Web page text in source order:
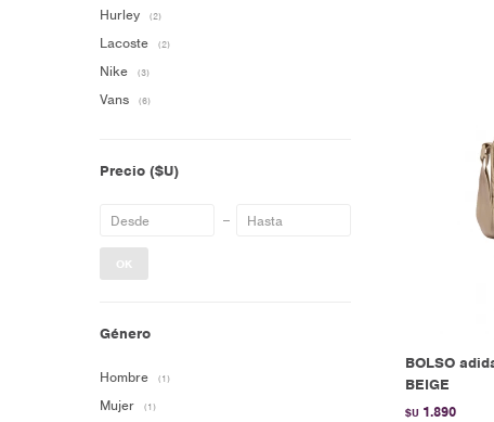
BOLSO
BEIGE
$U 1.890
Hurley (2)
Lacoste (2)
Nike (3)
Vans (6)
Precio ($U)
OK
Género
Hombre (1)
Mujer (1)